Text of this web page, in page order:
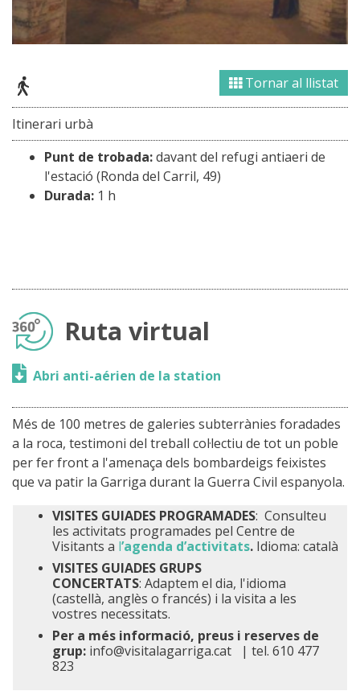
Tornar al llistat
Itinerari urbà
Punt de trobada:davant del refugi antiaeri de
l'estació (Ronda del Carril, 49)
Durada: 1 h
Ruta virtual
Abri anti-aérien de la station
Més de 100 metres de galeries subterrànies foradades
a la roca, testimoni del treball col·lectiu de tot un poble
per fer front a l'amenaça dels bombardeigs feixistes
que va patir la Garriga durant la Guerra Civil espanyola.
VISITES GUIADES PROGRAMADES: Consulteu
les activitats programades pel Centre de
Visitants a l’agenda d’activitats. Idioma: català
VISITES GUIADES GRUPS
CONCERTATS: Adaptem el dia, l'idioma
(castellà, anglès o francés) i la visita a les
vostres necessitats.
Per a més informació, preus i reserves de
grup: info@visitalagarriga.cat
| tel. 610 477
823